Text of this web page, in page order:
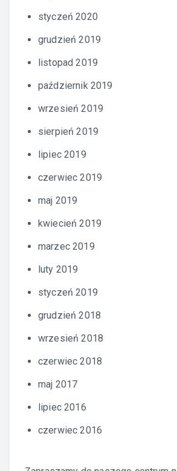
styczeń 2020
grudzień 2019
listopad 2019
październik 2019
wrzesień 2019
sierpień 2019
lipiec 2019
czerwiec 2019
maj 2019
kwiecień 2019
marzec 2019
luty 2019
styczeń 2019
grudzień 2018
wrzesień 2018
czerwiec 2018
maj 2017
lipiec 2016
czerwiec 2016